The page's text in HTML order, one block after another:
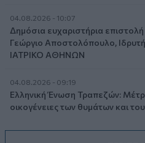
04.08.2026 - 10:07
Δημόσια ευχαριστήρια
Γεώργιο Αποστολόπουλο,
ΙΑΤΡΙΚΟ ΑΘΗΝΩΝ
04.08.2026 - 09:19
Ελληνική Ένωση Τραπεζών:
οικογένειες των θυμάτων και